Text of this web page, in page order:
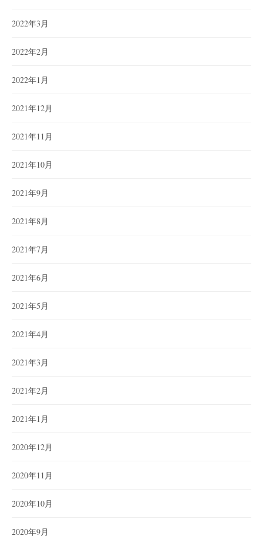
2022年3月
2022年2月
2022年1月
2021年12月
2021年11月
2021年10月
2021年9月
2021年8月
2021年7月
2021年6月
2021年5月
2021年4月
2021年3月
2021年2月
2021年1月
2020年12月
2020年11月
2020年10月
2020年9月